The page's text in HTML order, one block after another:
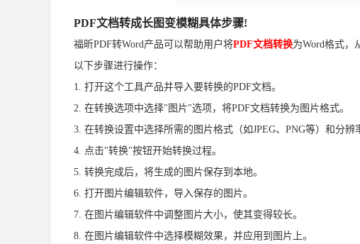
PDF文档转成长图变模糊具体步骤!
福昕PDF转Word产品可以帮助用户将PDF文档转换为Word格式，
以下步骤进行操作：
1. 打开这个工具产品并导入要转换的PDF文档。
2. 在转换选项中选择"图片"选项，将PDF文档转换为图片格式。
3. 在转换设置中选择所需的图片格式（如JPEG、PNG等）和分辨
4. 点击"转换"按钮开始转换过程。
5. 转换完成后，将生成的图片保存到本地。
6. 打开图片编辑软件，导入保存的图片。
7. 在图片编辑软件中调整图片大小，使其变得较长。
8. 在图片编辑软件中选择模糊效果，并应用到图片上。